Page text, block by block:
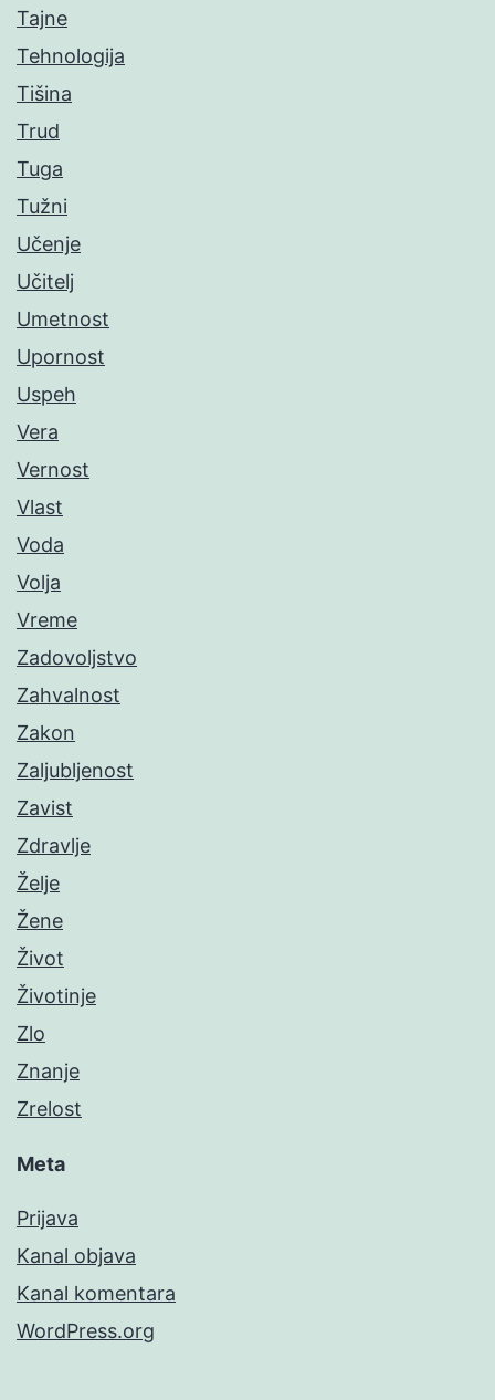
Tajne
Tehnologija
Tišina
Trud
Tuga
Tužni
Učenje
Učitelj
Umetnost
Upornost
Uspeh
Vera
Vernost
Vlast
Voda
Volja
Vreme
Zadovoljstvo
Zahvalnost
Zakon
Zaljubljenost
Zavist
Zdravlje
Želje
Žene
Život
Životinje
Zlo
Znanje
Zrelost
Meta
Prijava
Kanal objava
Kanal komentara
WordPress.org